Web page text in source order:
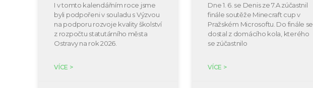
I v tomto kalendářním roce jsme
byli podpořeni v souladu s Výzvou
na podporu rozvoje kvality školství
z rozpočtu statutárního města
Ostravy na rok 2026.
VÍCE >
Dne 1. 6. se Denis ze 7.A zúčastnil
finále soutěže Minecraft cup v
Pražském Microsoftu. Do finále se
dostal z domácího kola, kterého
se zúčastnilo
VÍCE >